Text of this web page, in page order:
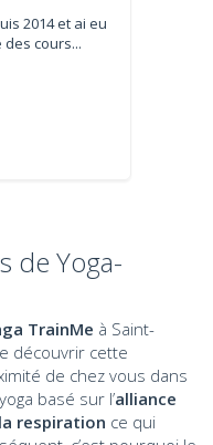
2014 et ai eu
cours...
de Yoga-
TrainMe à Saint-
découvrir cette
de chez vous dans
basé sur l’alliance
respiration ce qui